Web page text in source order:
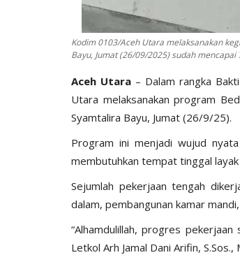
Kodim 0103/Aceh Utara melaksanakan
Bayu, Jumat (26/09/2025) sudah mencapai
‎Aceh Utara – Dalam rangka
Utara melaksanakan program
Syamtalira Bayu, Jumat (26/9/25).
‎Program ini menjadi wujud
membutuhkan tempat tinggal
‎Sejumlah pekerjaan tengah
dalam, pembangunan kamar
‎“Alhamdulillah, progres
Letkol Arh Jamal Dani Arifin,